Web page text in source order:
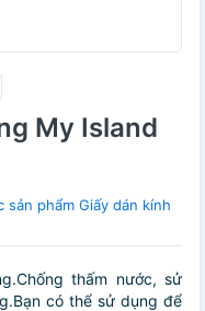
My Island
sản phẩm Giấy dán kính
thấm nước, sử
có thể sử dụng để